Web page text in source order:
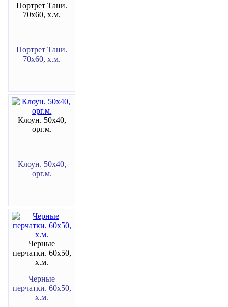
Портрет Тани.
70х60, х.м.
Портрет Тани.
70х60, х.м.
Клоун. 50х40,
орг.м.
Клоун. 50х40,
орг.м.
Черные
перчатки. 60х50,
х.м.
Черные
перчатки. 60х50,
х.м.